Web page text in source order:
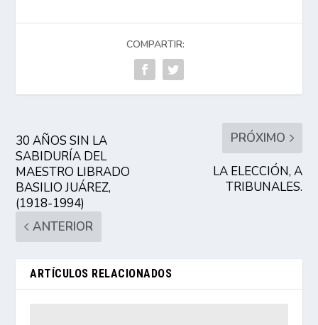
COMPARTIR:
30 AÑOS SIN LA
SABIDURÍA DEL
MAESTRO LIBRADO
BASILIO JUÁREZ,
(1918-1994)
ANTERIOR
PRÓXIMO
LA ELECCIÓN, A
TRIBUNALES.
ARTÍCULOS RELACIONADOS